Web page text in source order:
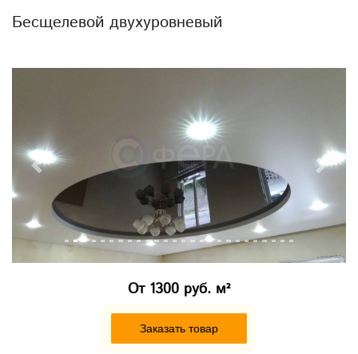
Бесщелевой двухуровневый
От 1300 руб. м²
Заказать товар
Previous Next